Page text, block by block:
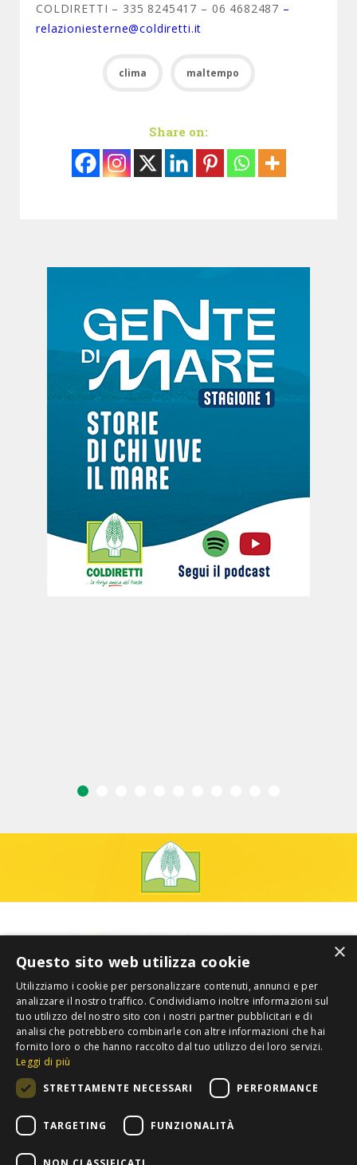
COLDIRETTI – 335 8245417 – 06 4682487 –
relazioniesterne@coldiretti.it
clima maltempo
Share on:
×
Questo sito web utilizza cookie
Utilizziamo i cookie per personalizzare contenuti, annunci e per
analizzare il nostro traffico. Condividiamo inoltre informazioni sul
tuo utilizzo del nostro sito con i nostri partner pubblicitari e di
analisi che potrebbero combinarle con altre informazioni che hai
fornito loro o che hanno raccolto dal tuo utilizzo dei loro servizi.
Leggi di più
STRETTAMENTE NECESSARI
PERFORMANCE
TARGETING FUNZIONALITÀ